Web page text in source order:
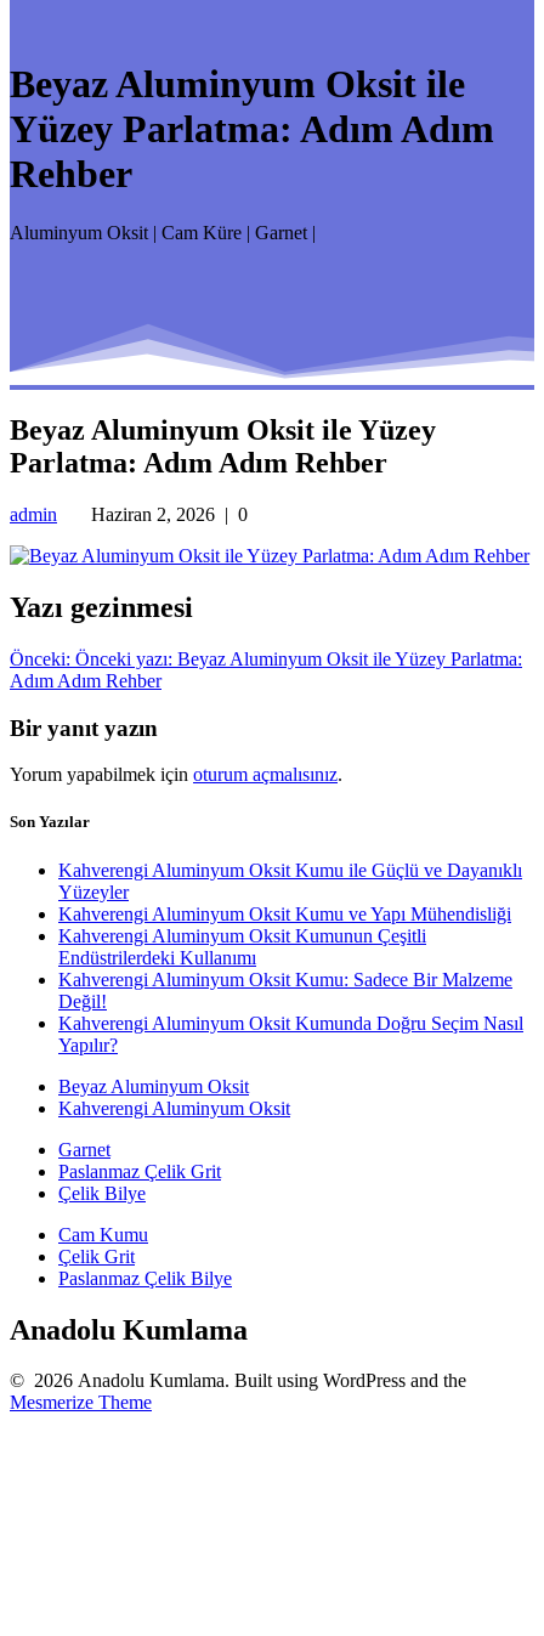
Beyaz Aluminyum Oksit ile
Yüzey Parlatma: Adım Adım
Rehber
Aluminyum Oksit | Cam Küre | Garnet |
Beyaz Aluminyum Oksit ile Yüzey
Parlatma: Adım Adım Rehber
admin Haziran 2, 2026 | 0
Yazı gezinmesi
Önceki: Önceki yazı: Beyaz Aluminyum Oksit ile Yüzey Parlatma:
Adım Adım Rehber
Bir yanıt yazın
Yorum yapabilmek için oturum açmalısınız.
Son Yazılar
Kahverengi Aluminyum Oksit Kumu ile Güçlü ve Dayanıklı
Yüzeyler
Kahverengi Aluminyum Oksit Kumu ve Yapı Mühendisliği
Kahverengi Aluminyum Oksit Kumunun Çeşitli
Endüstrilerdeki Kullanımı
Kahverengi Aluminyum Oksit Kumu: Sadece Bir Malzeme
Değil!
Kahverengi Aluminyum Oksit Kumunda Doğru Seçim Nasıl
Yapılır?
Beyaz Aluminyum Oksit
Kahverengi Aluminyum Oksit
Garnet
Paslanmaz Çelik Grit
Çelik Bilye
Cam Kumu
Çelik Grit
Paslanmaz Çelik Bilye
Anadolu Kumlama
© 2026 Anadolu Kumlama. Built using WordPress and the
Mesmerize Theme